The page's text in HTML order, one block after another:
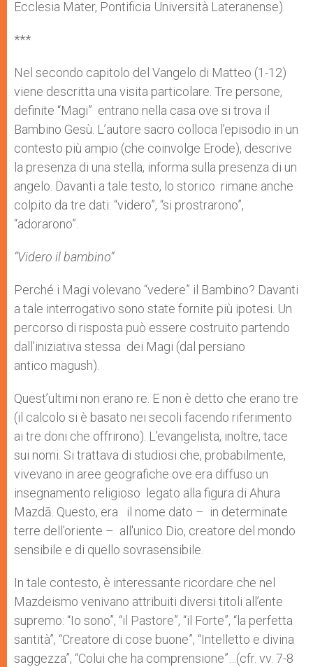
Ecclesia Mater, Pontificia Università Lateranense).
***
Nel secondo capitolo del Vangelo di Matteo (1-12)
viene descritta una visita particolare. Tre persone,
definite “Magi” entrano nella casa ove si trova il
Bambino Gesù. L’autore sacro colloca l’episodio in un
contesto più ampio (che coinvolge Erode), descrive
la presenza di una stella, informa sulla presenza di un
angelo. Davanti a tale testo, lo storico rimane anche
colpito da tre dati: “videro”, “si prostrarono”,
“adorarono”.
“Videro il bambino”
Perché i Magi volevano “vedere” il Bambino? Davanti
a tale interrogativo sono state fornite più ipotesi. Un
percorso di risposta può essere costruito partendo
dall’iniziativa stessa dei Magi (dal persiano
antico magush).
Quest’ultimi non erano re. E non è detto che erano tre
(il calcolo si è basato nei secoli facendo riferimento
ai tre doni che offrirono). L’evangelista, inoltre, tace
sui nomi. Si trattava di studiosi che, probabilmente,
vivevano in aree geografiche ove era diffuso un
insegnamento religioso legato alla figura di Ahura
Mazdā. Questo, era il nome dato – in determinate
terre dell’oriente – all'unico Dio, creatore del mondo
sensibile e di quello sovrasensibile.
In tale contesto, è interessante ricordare che nel
Mazdeismo venivano attribuiti diversi titoli all’ente
supremo: “Io sono”, “il Pastore”, “il Forte”, “la perfetta
santità”, “Creatore di cose buone”, “Intelletto e divina
saggezza”, “Colui che ha comprensione”…(cfr. vv. 7-8